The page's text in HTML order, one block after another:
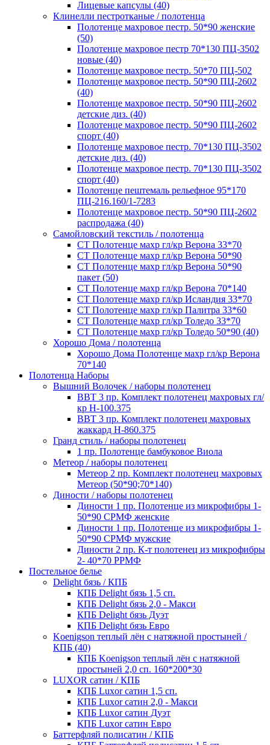
Лицевые капсулы (40)
Клинелли пестротканые / полотенца
Полотенце махровое пестр. 50*90 женские
(50)
Полотенце махровое пестр 70*130 ПЦ-3502
новые (40)
Полотенце махровое пестр. 50*70 ПЦ-502
Полотенце махровое пестр. 50*90 ПЦ-2602
(40)
Полотенце махровое пестр. 50*90 ПЦ-2602
детские диз. (40)
Полотенце махровое пестр. 50*90 ПЦ-2602
спорт (40)
Полотенце махровое пестр. 70*130 ПЦ-3502
детские диз. (40)
Полотенце махровое пестр. 70*130 ПЦ-3502
спорт (40)
Полотенце пештемаль рельефное 95*170
ПЦ-216.160/1-7283
Полотенце махровое пестр. 50*90 ПЦ-2602
распродажа (40)
Самойловский текстиль / полотенца
СТ Полотенце махр гл/кр Верона 33*70
СТ Полотенце махр гл/кр Верона 50*90
СТ Полотенце махр гл/кр Верона 50*90
пакет (50)
СТ Полотенце махр гл/кр Верона 70*140
СТ Полотенце махр гл/кр Исландия 33*70
СТ Полотенце махр гл/кр Палитра 33*60
СТ Полотенце махр гл/кр Толедо 33*70
СТ Полотенце махр гл/кр Толедо 50*90 (40)
Хорошо Дома / полотенца
Хорошо Дома Полотенце махр гл/кр Верона
70*140
Полотенца Наборы
Вышний Волочек / наборы полотенец
ВВТ 3 пр. Комплект полотенец махровых гл/
кр Н-100.375
ВВТ 3 пр. Комплект полотенец махровых
жаккард Н-860.375
Гранд стиль / наборы полотенец
1 пр. Полотенце бамбуковое Виола
Метеор / наборы полотенец
Метеор 2 пр. Комплект полотенец махровых
Метеор (50*90;70*140)
Диности / наборы полотенец
Диности 1 пр. Полотенце из микрофибры 1-
50*90 СРМФ женские
Диности 1 пр. Полотенце из микрофибры 1-
50*90 СРМФ мужские
Диности 2 пр. К-т полотенец из микрофибры
2- 40*70 РРМФ
Постельное белье
Delight бязь / КПБ
КПБ Delight бязь 1,5 сп.
КПБ Delight бязь 2,0 - Макси
КПБ Delight бязь Дуэт
КПБ Delight бязь Евро
Koenigson теплый лён с натяжной простыней /
КПБ (40)
КПБ Koenigson теплый лён с натяжной
простыней 2,0 сп. 160*200*30
LUXOR сатин / КПБ
КПБ Luxor сатин 1,5 сп.
КПБ Luxor сатин 2,0 - Макси
КПБ Luxor сатин Дуэт
КПБ Luxor сатин Евро
Баттерфляй полисатин / КПБ